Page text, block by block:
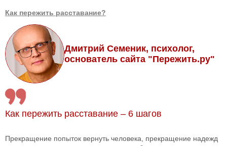
Как пережить расставание?
Дмитрий Семеник, психолог,
основатель сайта "Пережить.ру"
Как пережить расставание – 6 шагов
Прекращение попыток вернуть человека, прекращение надежд